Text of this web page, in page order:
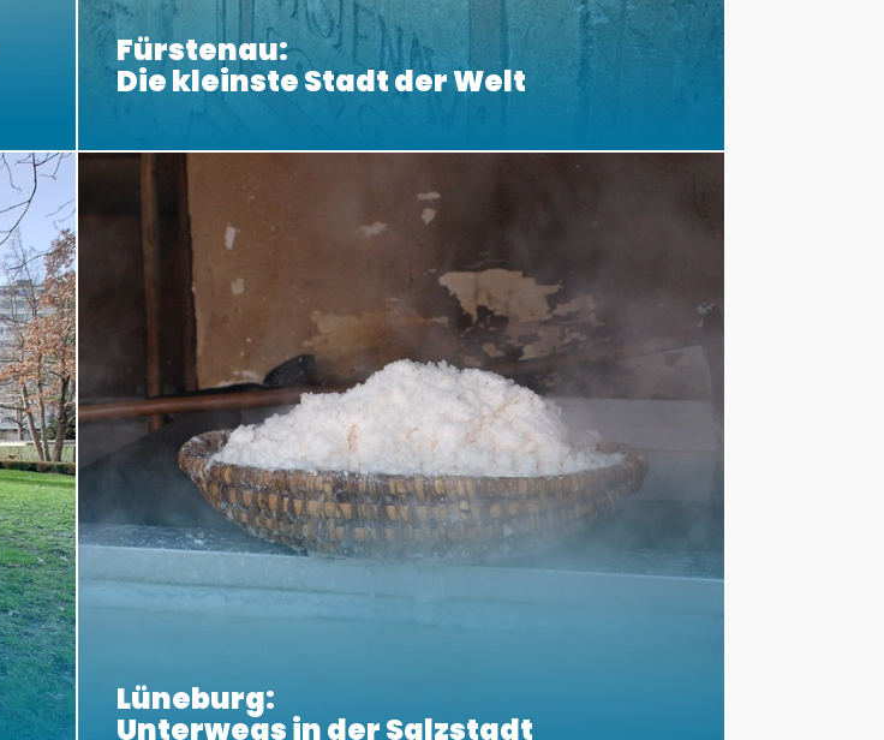
Fürstenau:
Die kleinste Stadt der Welt
Lüneburg:
Unterwegs in der Salzstadt